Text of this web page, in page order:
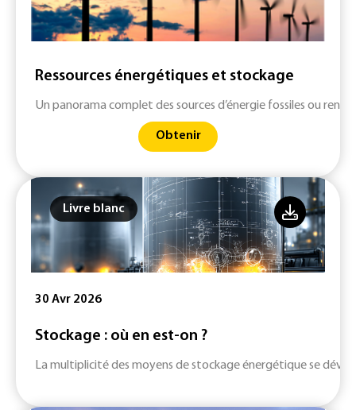
Ressources énergétiques et stockage
Un panorama complet des sources d’énergie fossiles ou
Obtenir
Livre blanc
30 Avr 2026
Stockage : où en est-on ?
La multiplicité des moyens de stockage énergétique se